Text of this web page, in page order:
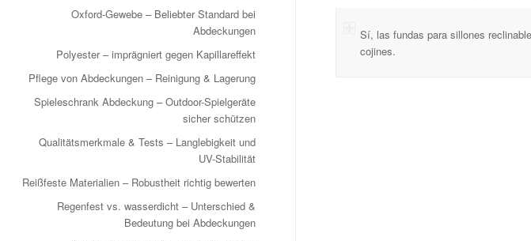
Sí, las fundas para sillones
cojines.
Oxford-Gewebe – Beliebter Standard bei
Abdeckungen
Polyester – imprägniert gegen Kapillareffekt
Pflege von Abdeckungen – Reinigung & Lagerung
Spieleschrank Abdeckung – Outdoor-Spielgeräte
sicher schützen
Qualitätsmerkmale & Tests – Langlebigkeit und
UV-Stabilität
Reißfeste Materialien – Robustheit richtig bewerten
Regenfest vs. wasserdicht – Unterschied &
Bedeutung bei Abdeckungen